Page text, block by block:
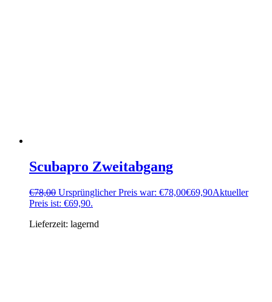
Scubapro Zweitabgang
€78,00 Ursprünglicher Preis war: €78,00€69,90Aktueller
Preis ist: €69,90.
Lieferzeit: lagernd